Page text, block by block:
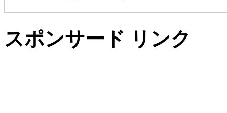
スポンサード リンク